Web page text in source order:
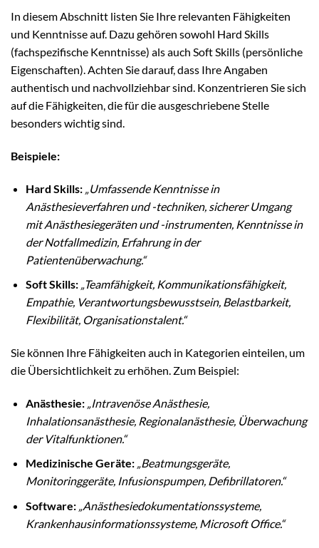
In diesem Abschnitt listen Sie Ihre relevanten Fähigkeiten
und Kenntnisse auf. Dazu gehören sowohl Hard Skills
(fachspezifische Kenntnisse) als auch Soft Skills (persönliche
Eigenschaften). Achten Sie darauf, dass Ihre Angaben
authentisch und nachvollziehbar sind. Konzentrieren Sie sich
auf die Fähigkeiten, die für die ausgeschriebene Stelle
besonders wichtig sind.
Beispiele:
Hard Skills: „Umfassende Kenntnisse in
Anästhesieverfahren und -techniken, sicherer Umgang
mit Anästhesiegeräten und -instrumenten, Kenntnisse in
der Notfallmedizin, Erfahrung in der
Patientenüberwachung.“
Soft Skills: „Teamfähigkeit, Kommunikationsfähigkeit,
Empathie, Verantwortungsbewusstsein, Belastbarkeit,
Flexibilität, Organisationstalent.“
Sie können Ihre Fähigkeiten auch in Kategorien einteilen, um
die Übersichtlichkeit zu erhöhen. Zum Beispiel:
Anästhesie: „Intravenöse Anästhesie,
Inhalationsanästhesie, Regionalanästhesie, Überwachung
der Vitalfunktionen.“
Medizinische Geräte: „Beatmungsgeräte,
Monitoringgeräte, Infusionspumpen, Defibrillatoren.“
Software: „Anästhesiedokumentationssysteme,
Krankenhausinformationssysteme, Microsoft Office.“